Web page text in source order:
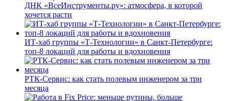
ДНК «ВсеИнструменты.ру»: атмосфера, в которой
хочется расти
ИТ-хаб группы «Т-Технологии» в Санкт-Петербурге:
топ-8 локаций для работы и вдохновения
РТК-Сервис: как стать полевым инженером за три
месяца